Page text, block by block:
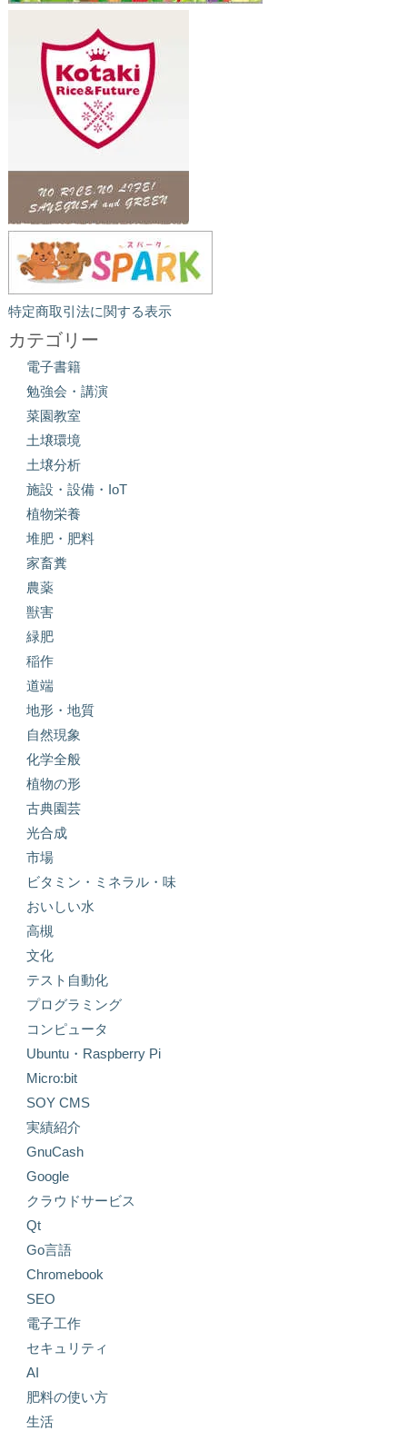
特定商取引法に関する表示
カテゴリー
電子書籍
勉強会・講演
菜園教室
土壌環境
土壌分析
施設・設備・IoT
植物栄養
堆肥・肥料
家畜糞
農薬
獣害
緑肥
稲作
道端
地形・地質
自然現象
化学全般
植物の形
古典園芸
光合成
市場
ビタミン・ミネラル・味
おいしい水
高槻
文化
テスト自動化
プログラミング
コンピュータ
Ubuntu・Raspberry Pi
Micro:bit
SOY CMS
実績紹介
GnuCash
Google
クラウドサービス
Qt
Go言語
Chromebook
SEO
電子工作
セキュリティ
AI
肥料の使い方
生活